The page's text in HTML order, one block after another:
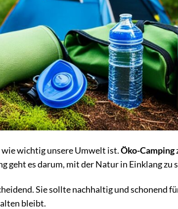
wichtig unsere Umwelt ist.Öko-Camping
geht es darum, mit der Natur in Einklang zu
Sie sollte nachhaltig und schonend
bleibt.